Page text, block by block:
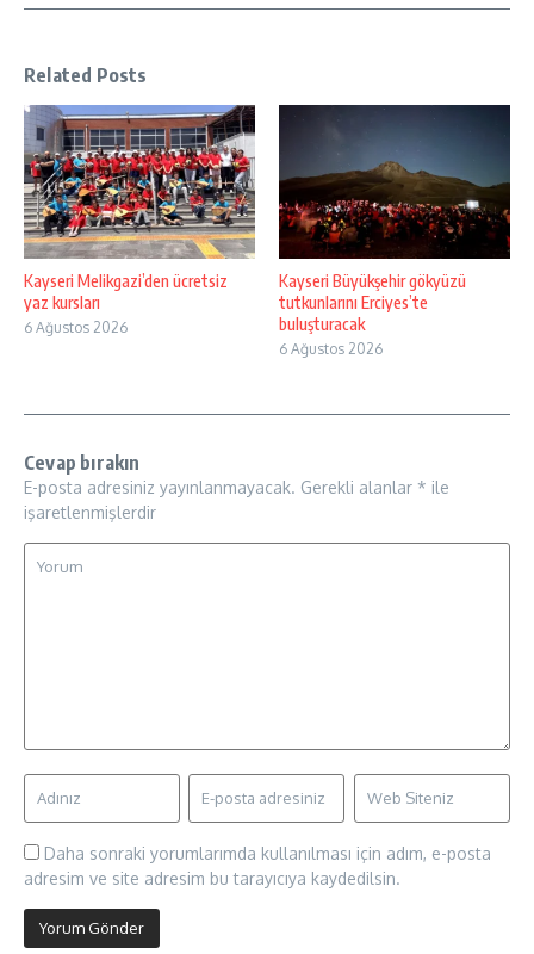
Related Posts
Kayseri Melikgazi’den ücretsiz
yaz kursları
6 Ağustos 2026
Kayseri Büyükşehir gökyüzü
tutkunlarını Erciyes’te
buluşturacak
6 Ağustos 2026
Cevap bırakın
E-posta adresiniz yayınlanmayacak. Gerekli alanlar * ile
işaretlenmişlerdir
Daha sonraki yorumlarımda kullanılması için adım, e-posta
adresim ve site adresim bu tarayıcıya kaydedilsin.